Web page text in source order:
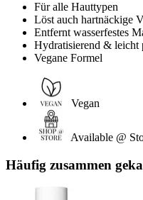
Für alle Hauttypen
Löst auch hartnäckige
Entfernt wasserfestes
Hydratisierend & leicht
Vegane Formel
Vegan
Available @
Häufig zusammen